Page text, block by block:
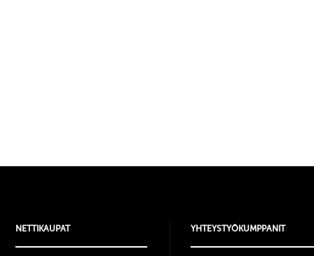
NETTIKAUPAT YHTEYSTYÖKUMPPANIT